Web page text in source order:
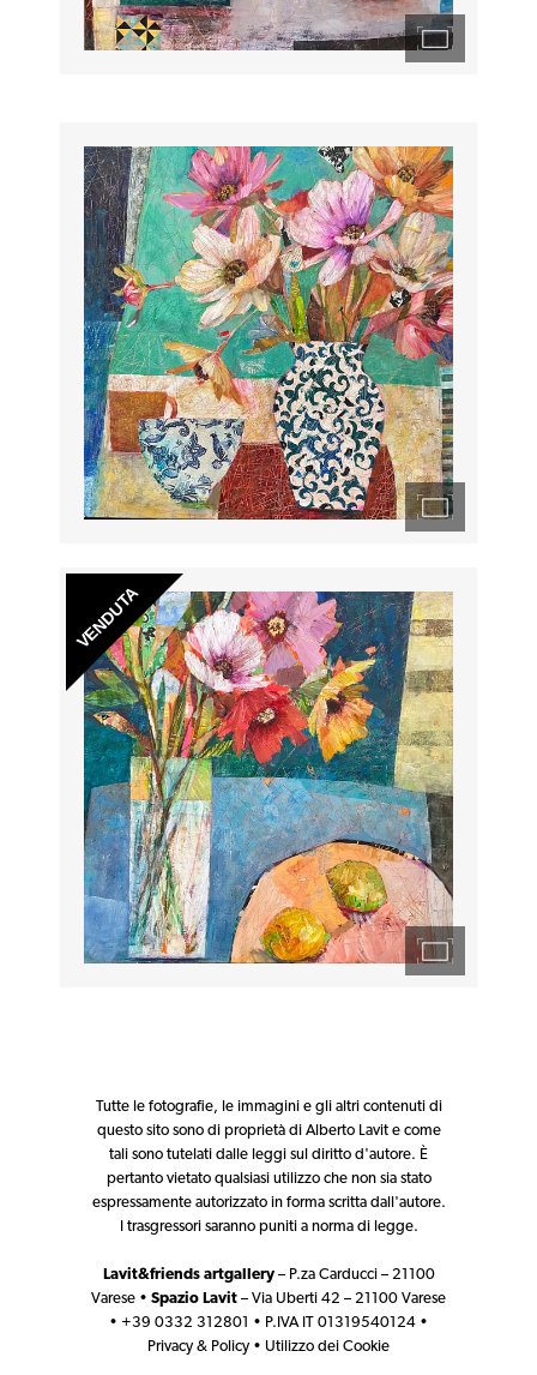
Tutte le fotografie, le immagini e gli altri contenuti di
questo sito sono di proprietà di Alberto Lavit e come
tali sono tutelati dalle leggi sul diritto d'autore. È
pertanto vietato qualsiasi utilizzo che non sia stato
espressamente autorizzato in forma scritta dall'autore.
I trasgressori saranno puniti a norma di legge.
Lavit&friends artgallery– P.za Carducci – 21100
Varese • Spazio Lavit – Via Uberti 42 – 21100 Varese
• +39 0332 312801 • P.IVA IT 01319540124 •
Privacy & Policy • Utilizzo dei Cookie